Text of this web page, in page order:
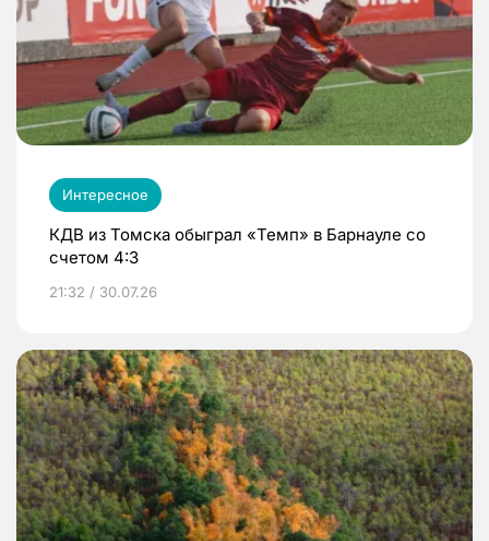
Интересное
КДВ из Томска обыграл «Темп» в Барнауле со
счетом 4:3
21:32 / 30.07.26